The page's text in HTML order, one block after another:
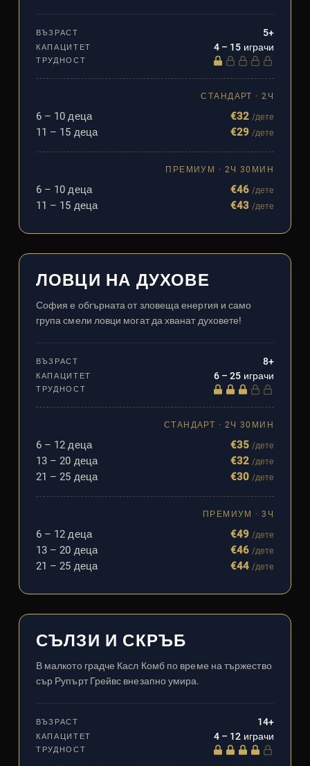
ВЪЗРАСТ 5+
КАПАЦИТЕТ 4 – 15 играчи
ТРУДНОСТ
СТАНДАРТ · 2Ч
6 – 10 деца €32 /дете
11 – 15 деца €29 /дете
ПРЕМИУМ · 2Ч 30МИН
6 – 10 деца €46 /дете
11 – 15 деца €43 /дете
ЛОВЦИ НА ДУХОВЕ
София е обгърната от зловеща енергия и само
група смели ловци могат да хванат духовете!
ВЪЗРАСТ 8+
КАПАЦИТЕТ 6 – 25 играчи
ТРУДНОСТ
СТАНДАРТ · 2Ч 30МИН
6 – 12 деца €35 /дете
13 – 20 деца €32 /дете
21 – 25 деца €30 /дете
ПРЕМИУМ · 3Ч
6 – 12 деца €49 /дете
13 – 20 деца €46 /дете
21 – 25 деца €44 /дете
СЪЛЗИ И СКРЪБ
В малкото градче Касл Комб по време на тържество
сър Рупърт Грейвс внезапно умира.
ВЪЗРАСТ 14+
КАПАЦИТЕТ 4 – 12 играчи
ТРУДНОСТ